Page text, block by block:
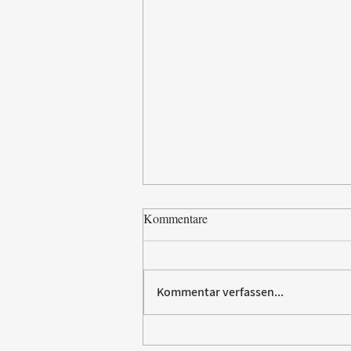
Paw Patrol erobert die
Kommentare
Kommentar verfassen...